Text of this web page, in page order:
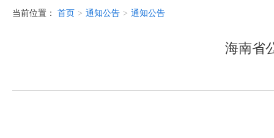
当前位置： 首页 > 通知公告 > 通知公告
海南省